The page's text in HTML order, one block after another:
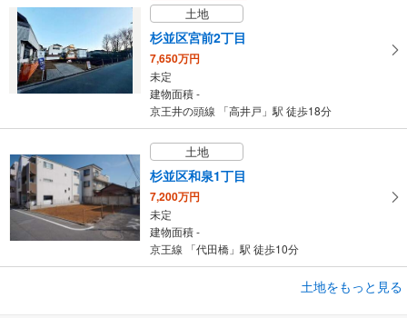
土地
杉並区宮前2丁目
7,650万円
未定
建物面積 -
京王井の頭線 「高井戸」駅 徒歩18分
土地
杉並区和泉1丁目
7,200万円
未定
建物面積 -
京王線 「代田橋」駅 徒歩10分
土地をもっと見る